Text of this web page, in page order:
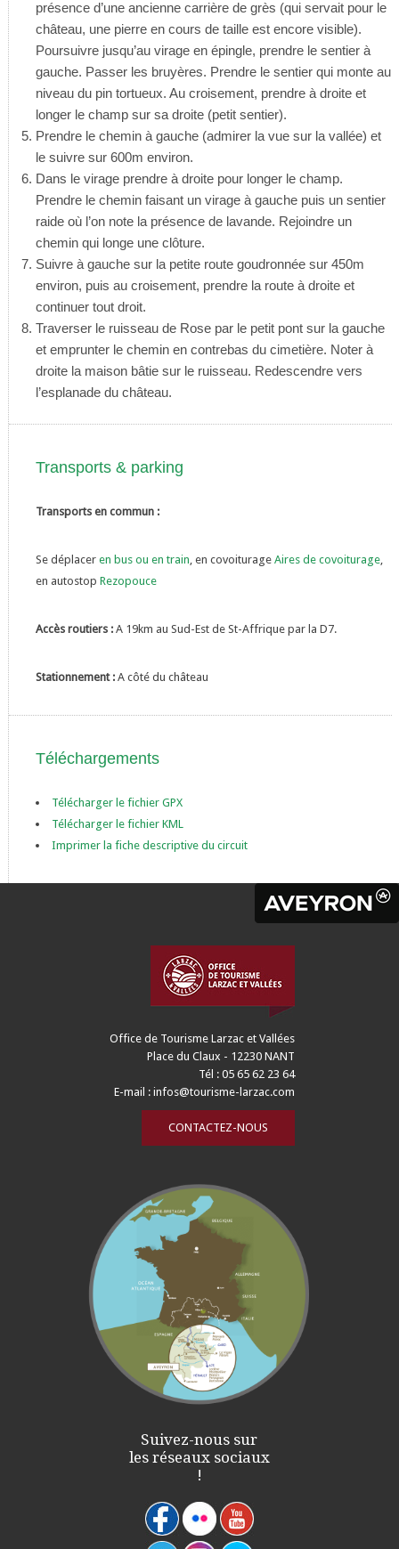
présence d’une ancienne carrière de grès (qui servait pour le
château, une pierre en cours de taille est encore visible).
Poursuivre jusqu’au virage en épingle, prendre le sentier à
gauche. Passer les bruyères. Prendre le sentier qui monte au
niveau du pin tortueux. Au croisement, prendre à droite et
longer le champ sur sa droite (petit sentier).
Prendre le chemin à gauche (admirer la vue sur la vallée) et
le suivre sur 600m environ.
Dans le virage prendre à droite pour longer le champ.
Prendre le chemin faisant un virage à gauche puis un sentier
raide où l’on note la présence de lavande. Rejoindre un
chemin qui longe une clôture.
Suivre à gauche sur la petite route goudronnée sur 450m
environ, puis au croisement, prendre la route à droite et
continuer tout droit.
Traverser le ruisseau de Rose par le petit pont sur la gauche
et emprunter le chemin en contrebas du cimetière. Noter à
droite la maison bâtie sur le ruisseau. Redescendre vers
l’esplanade du château.
Transports & parking
Transports en commun :
Se déplacer en bus ou en train , en covoiturage Aires de covoiturage,
en autostop Rezopouce
Accès routiers : A 19km au Sud-Est de St-Affrique par la D7.
Stationnement : A côté du château
Téléchargements
Télécharger le fichier GPX
Télécharger le fichier KML
Imprimer la fiche descriptive du circuit
Office de Tourisme Larzac et Vallées
Place du Claux - 12230 NANT
Tél : 05 65 62 23 64
E-mail :infos@tourisme-larzac.com
CONTACTEZ-NOUS
Suivez-nous sur
les réseaux sociaux
!